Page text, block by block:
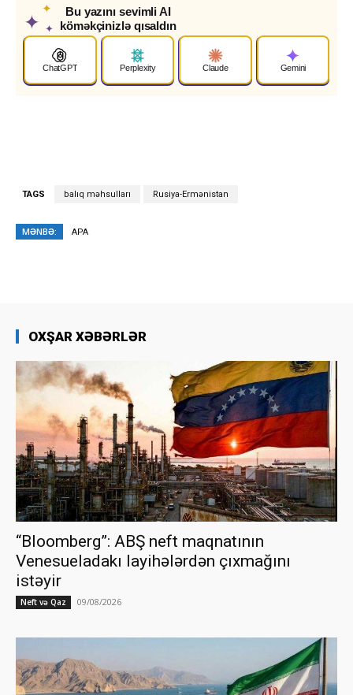
✦
✦
✦
Bu yazını sevimli AI
köməkçinizlə qısaldın
ChatGPT Perplexity Claude Gemini
TAGS balıq məhsulları Rusiya-Ermənistan
MƏNBƏ: APA
OXŞAR XƏBƏRLƏR
“Bloomberg”: ABŞ neft maqnatının
Venesueladakı layihələrdən çıxmağını
istəyir
Neft və Qaz 09/08/2026